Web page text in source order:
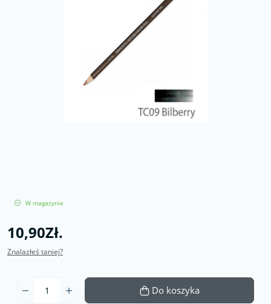
W magazynie
10,90Zł.
Znalazłeś taniej?
Do koszyka